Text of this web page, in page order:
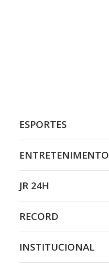
ESPORTES
ENTRETENIMENTO
JR 24H
RECORD
INSTITUCIONAL